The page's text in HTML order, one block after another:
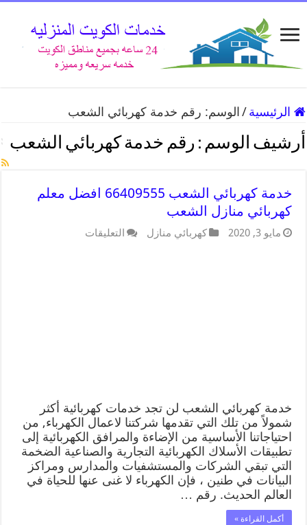
الرئيسية / الوسم: رقم خدمة كهربائي الشعب
أرشيف الوسم : رقم خدمة كهربائي الشعب
خدمة كهربائي الشعب 66409555 افضل معلم
كهربائي منازل الشعب
مايو 3, 2020 كهربائي منازل التعليقات
خدمة كهربائي الشعب لن تجد خدمات كهربائية أكثر
شمولاً من تلك التي تقدمها شركتنا لاعمال الكهرباء, من
احتياجاتنا الأساسية من الإضاءة والمرافق الكهربائية إلى
تطبيقات الأسلاك الكهربائية التجارية والصناعية الضخمة
التي تبقي الشركات والمستشفيات والمدارس ومراكز
البيانات في طنين ، فإن الكهرباء لا غنى عنها للحياة في
العالم الحديث. رقم …
أكمل القراءة »